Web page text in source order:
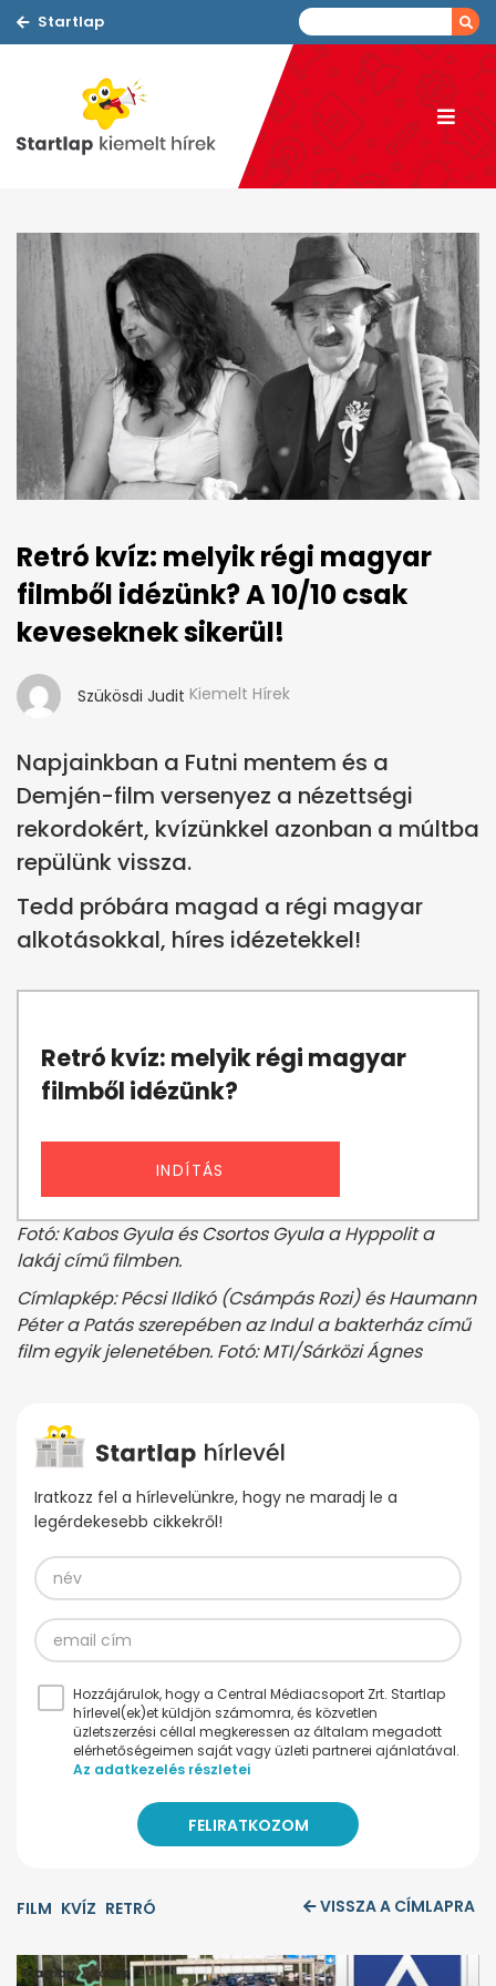
Startlap
Retró kvíz: melyik régi magyar
filmből idézünk? A 10/10 csak
keveseknek sikerül!
Szükösdi Judit Kiemelt Hírek
Napjainkban a Futni mentem és a
Demjén-film versenyez a nézettségi
rekordokért, kvízünkkel azonban a múltba
repülünk vissza.
Tedd próbára magad a régi magyar
alkotásokkal, híres idézetekkel!
Retró kvíz: melyik régi magyar
filmből idézünk?
INDÍTÁS
Fotó: Kabos Gyula és Csortos Gyula a Hyppolit a
lakáj című filmben.
Címlapkép: Pécsi Ildikó (Csámpás Rozi) és Haumann
Péter a Patás szerepében az Indul a bakterház című
film egyik jelenetében. Fotó: MTI/Sárközi Ágnes
Iratkozz fel a hírlevelünkre, hogy ne maradj le a
legérdekesebb cikkekről!
Hozzájárulok, hogy a Central Médiacsoport Zrt. Startlap
hírlevel(ek)et küldjön számomra, és közvetlen
üzletszerzési céllal megkeressen az általam megadott
elérhetőségeimen saját vagy üzleti partnerei ajánlatával.
Az adatkezelés részletei
FILM KVÍZ RETRÓ VISSZA A CÍMLAPRA